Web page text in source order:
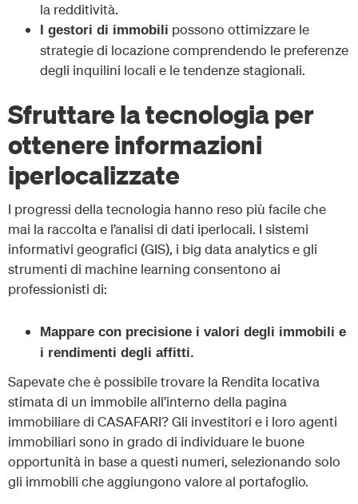
la redditività.
I gestori di immobili possono ottimizzare le
strategie di locazione comprendendo le preferenze
degli inquilini locali e le tendenze stagionali.
Sfruttare la tecnologia per
ottenere informazioni
iperlocalizzate
I progressi della tecnologia hanno reso più facile che
mai la raccolta e l’analisi di dati iperlocali. I sistemi
informativi geografici (GIS), i big data analytics e gli
strumenti di machine learning consentono ai
professionisti di:
Mappare con precisione i valori degli immobili e
i rendimenti degli affitti.
Sapevate che è possibile trovare la Rendita locativa
stimata di un immobile all’interno della pagina
immobiliare di CASAFARI? Gli investitori e i loro agenti
immobiliari sono in grado di individuare le buone
opportunità in base a questi numeri, selezionando solo
gli immobili che aggiungono valore al portafoglio.